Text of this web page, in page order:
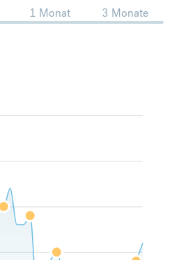
1 Monat 3 Monate